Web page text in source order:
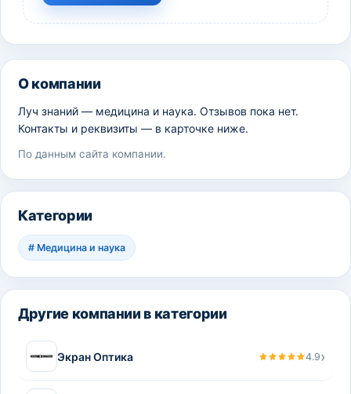
О компании
Луч знаний — медицина и наука. Отзывов пока нет.
Контакты и реквизиты — в карточке ниже.
По данным сайта компании.
Категории
# Медицина и наука
Другие компании в категории
Экран Оптика 4.9›